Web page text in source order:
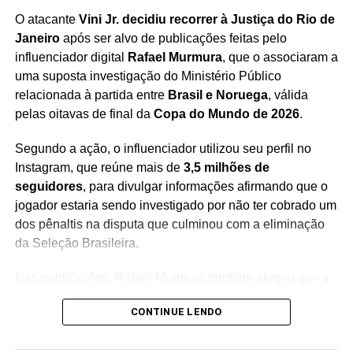
criminosas e aos crimes de lavagem e ocultação de
patrimônio , buscando desarticular mecanismos que
sustentam financeiramente a atuação dessas estruturas
As investigações seguem em andamento eos fatos
ainda serão analisados no curso do processo
garantindo aos investigados o direito ao contraditório e à
ampla defesa, conforme determina a legislação brasileira.
Redação Saiba+
O atacante Vini Jr. decidiu recorrer à Justiça do Rio de
Janeiroapós ser alvo de publicações feitas pelo
influenciador digital
Rafael Murmura, que o associaram a
uma suposta investigação do Ministério Público
relacionada à partida entre Brasil e Noruega, válida
pelas oitavas de final da Copa do Mundo de 2026.
Segundo a ação, o influenciador utilizou seu perfil no
Instagram, que reúne mais de 3,5 milhões de
seguidores, para divulgar informações afirmando que o
jogador estaria sendo investigado por não ter cobrado um
dos pênaltis na disputa que culminou com a eliminação
da Seleção Brasileira.
comissão técnica teria sido orientada a impedir que
Vini Jr. realizasse a cobrança, sob a justificativa de que
CONTINUE LENDO